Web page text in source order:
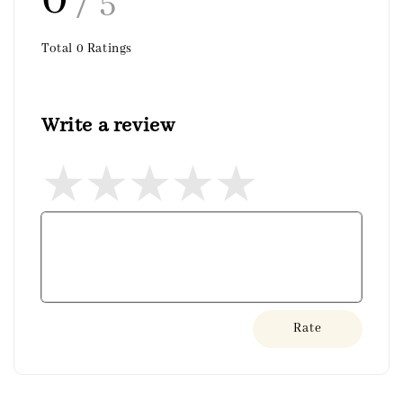
Total 0 Ratings
Write a review
Rate